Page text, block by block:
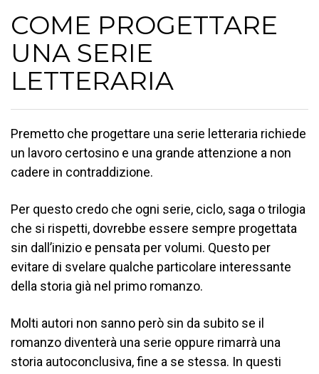
COME PROGETTARE
UNA SERIE
LETTERARIA
Premetto che progettare una serie letteraria richiede
un lavoro certosino e una grande attenzione a non
cadere in contraddizione.
Per questo credo che ogni serie, ciclo, saga o trilogia
che si rispetti, dovrebbe essere sempre progettata
sin dall’inizio e pensata per volumi. Questo per
evitare di svelare qualche particolare interessante
della storia già nel primo romanzo.
Molti autori non sanno però sin da subito se il
romanzo diventerà una serie oppure rimarrà una
storia autoconclusiva, fine a se stessa. In questi